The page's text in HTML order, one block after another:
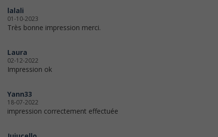
lalali
01-10-2023
Très bonne impression merci.
Laura
02-12-2022
Impression ok
Yann33
18-07-2022
impression correctement effectuée